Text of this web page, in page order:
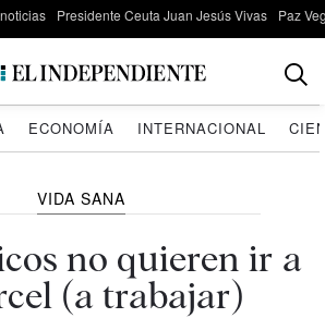
Presidente Ceuta Juan Jesús Vivas Paz
ECONOMÍA INTERNACIONAL
VIDA SANA
no quieren ir a
(a trabajar)